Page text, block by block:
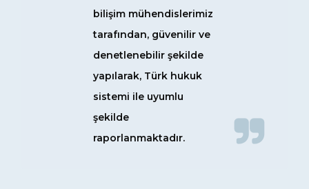
bilişim mühendislerimiz
tarafından, güvenilir ve
denetlenebilir şekilde
yapılarak, Türk hukuk
sistemi ile uyumlu
şekilde
raporlanmaktadır.